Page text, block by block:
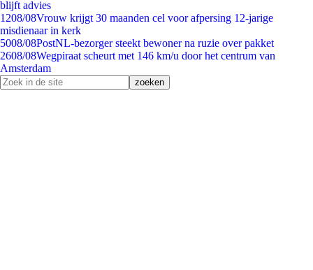
blijft advies
1208/08Vrouw krijgt 30 maanden cel voor afpersing 12-jarige
misdienaar in kerk
5008/08PostNL-bezorger steekt bewoner na ruzie over pakket
2608/08Wegpiraat scheurt met 146 km/u door het centrum van
Amsterdam